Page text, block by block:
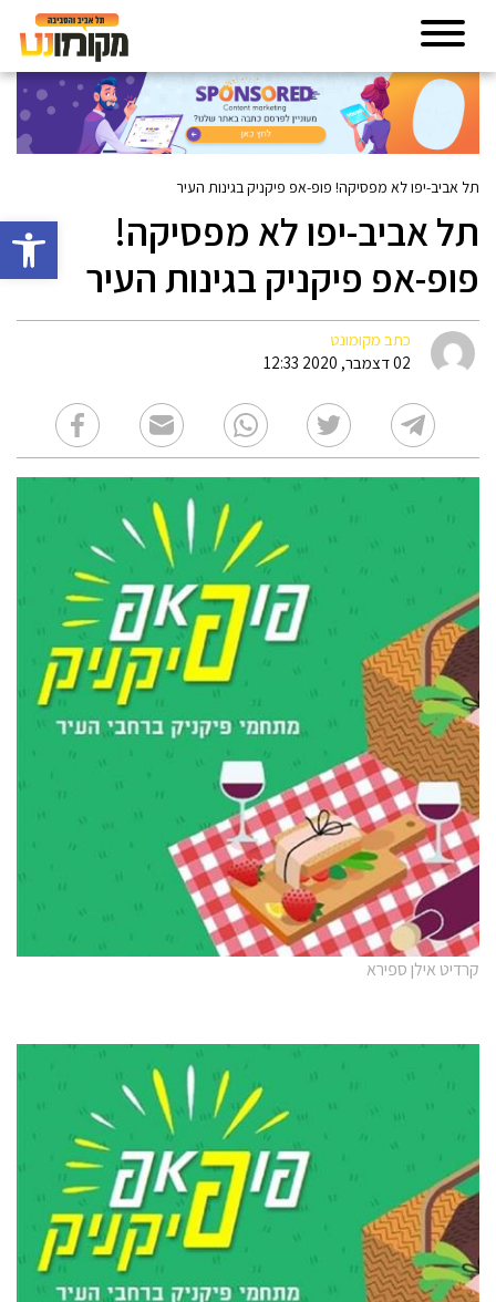
פתח
תל אביב-יפו לא מפסיקה! פופ-אפ פיקניק בגינות העיר
תל אביב-יפו לא מפסיקה!
פופ-אפ פיקניק בגינות העיר
כתב מקומונט
02 דצמבר, 2020 12:33
קרדיט אילן ספירא